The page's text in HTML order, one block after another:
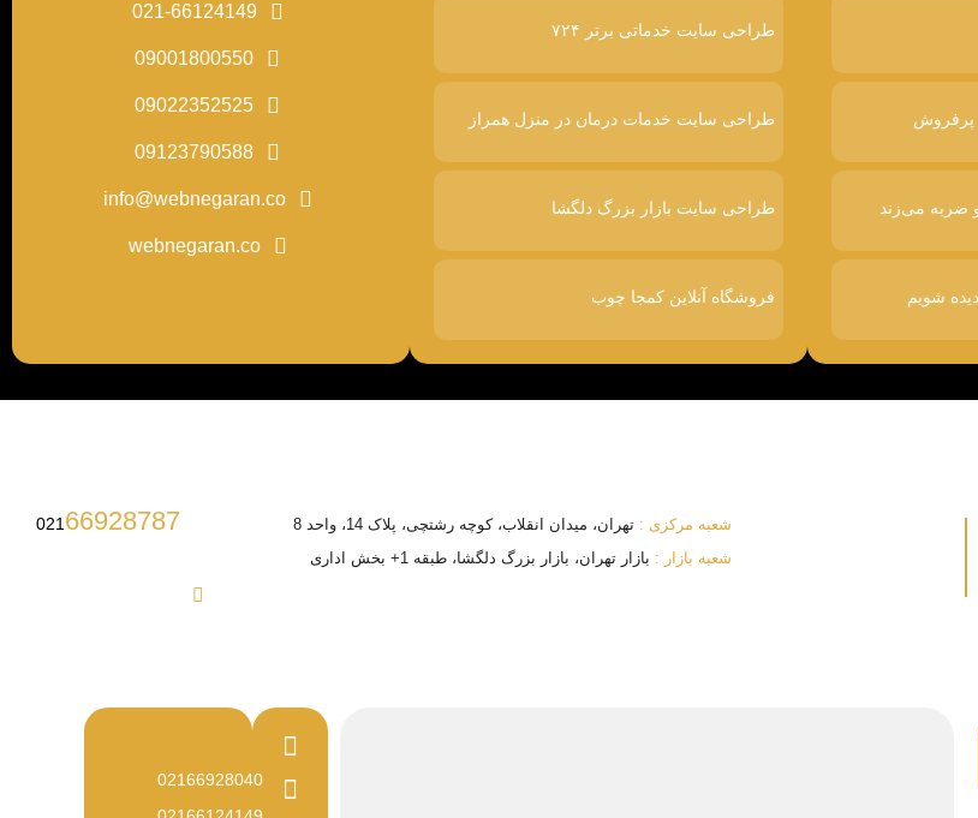
ضربه می‌زند
طراحی سایت خدماتی برتر ۷۲۴
طراحی سایت خدمات درمان در منزل همراز
طراحی سایت بازار بزرگ دلگشا
فروشگاه آنلاین کمجا چوب
021-66124149
09001800550
09022352525
09123790588
info@webnegaran.co
webnegaran.co
شعبه مرکزی : تهران، میدان انقلاب، کوچه رشتچی، پلاک 14، واحد 8
شعبه بازار : بازار تهران، بازار بزرگ دلگشا، طبقه 1+ بخش اداری
021 66928787
02166928040